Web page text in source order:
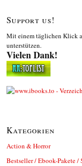
Support us!
Mit einem täglichen Klick
unterstützen.
Vielen Dank!
Kategorien
Action & Horror
Bestseller / Ebook-Pakete /